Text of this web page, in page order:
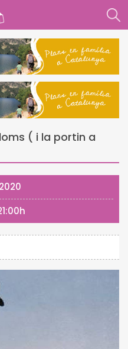
( i la portin a